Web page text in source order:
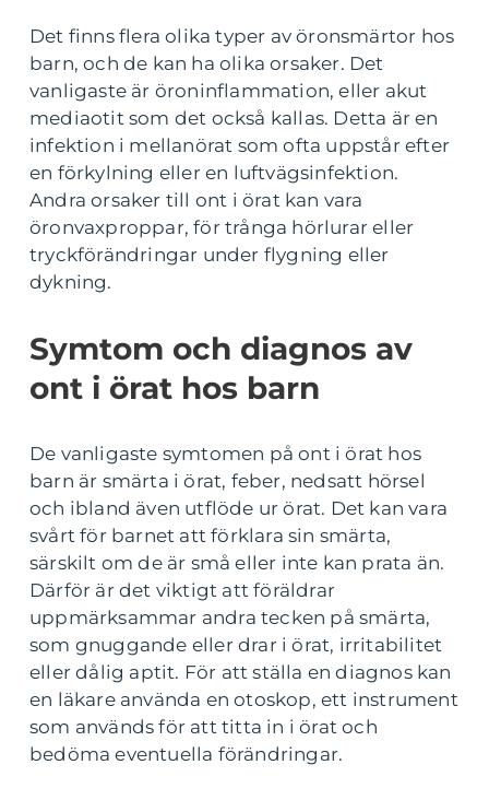
Det finns flera olika typer av öronsmärtor hos
barn, och de kan ha olika orsaker. Det
vanligaste är öroninflammation, eller akut
mediaotit som det också kallas. Detta är en
infektion i mellanörat som ofta uppstår efter
en förkylning eller en luftvägsinfektion.
Andra orsaker till ont i örat kan vara
öronvaxproppar, för trånga hörlurar eller
tryckförändringar under flygning eller
dykning.
Symtom och diagnos av
ont i örat hos barn
De vanligaste symtomen på ont i örat hos
barn är smärta i örat, feber, nedsatt hörsel
och ibland även utflöde ur örat. Det kan vara
svårt för barnet att förklara sin smärta,
särskilt om de är små eller inte kan prata än.
Därför är det viktigt att föräldrar
uppmärksammar andra tecken på smärta,
som gnuggande eller drar i örat, irritabilitet
eller dålig aptit. För att ställa en diagnos kan
en läkare använda en otoskop, ett instrument
som används för att titta in i örat och
bedöma eventuella förändringar.